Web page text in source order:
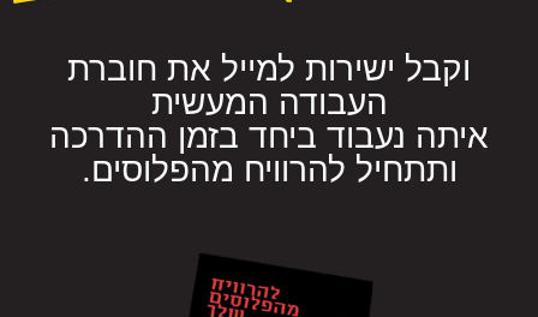
וקבל ישירות למייל את חוברת
העבודה המעשית
איתה נעבוד ביחד בזמן ההדרכה
ותתחיל להרוויח מהפלוסים.